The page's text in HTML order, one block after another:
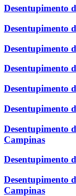
Desentupimento
Desentupimento
Desentupimento
Desentupimento
Desentupimento
Desentupimento
Desentupimento
Campinas
Desentupimento
Desentupimento
Campinas